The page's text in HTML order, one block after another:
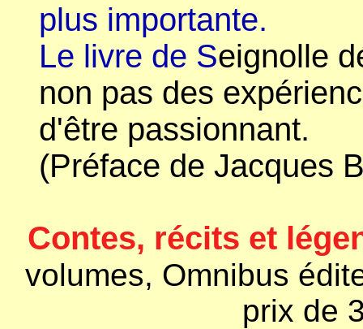
plus importante.
Le livre de Seignolle
non pas des
d'être passionnant.
(Préface de Jacques
Contes, récits et
volumes, Omnibus
prix de